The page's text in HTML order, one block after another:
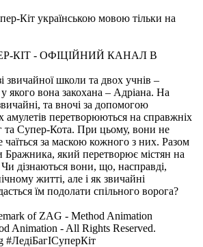
Кіт українською мовою тільки на
КІТ - ОФІЦІЙНИЙ КАНАЛ В
звичайної школи та двох учнів –
якого вона закохана – Адріана. На
та вночі за допомогою
амулетів перетворюються на справжніх
та Супер-Кота. При цьому, вони не
чаїться за маскою кожного з них. Разом
Бражника, який перетворює містян на
дізнаються вони, що, насправді,
житті, але і як звичайні
їм подолати спільного ворога?
of ZAG - Method Animation
Animation - All Rights Reserved.